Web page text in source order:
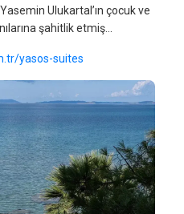
Ulukartal’ın çocuk ve
şahitlik etmiş...
yasos-suites